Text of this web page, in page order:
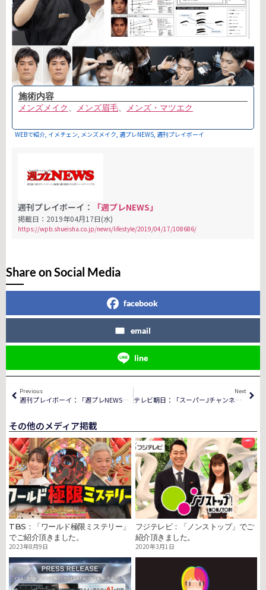
施術内容
メンズメイク、 メンズ眉毛、 メンズ・マツエク
WEBで紹介 イメチェン メンズメイク 週プレNEWS 週刊プレイボーイ
週刊プレイボーイ： 「週プレNEWS」
掲載日：2019年04月17日(水)
https://wpb.shueisha.co.jp/news/lifestyle/2019/04/17/108686/
Share on Social Media
facebook
email
line
Previous
週刊プレイボーイ：「週プレNEWS」でご紹介頂きました。
Next
テレビ朝日：「スーパーJチャンネル」でご紹介頂きました。
その他のメディア掲載
TBS：「ワールド極限ミステリー」
でご紹介頂きました。
2023年8月9日
フジテレビ：「ノンストップ」でご
紹介頂きました。
2020年3月1日